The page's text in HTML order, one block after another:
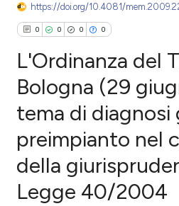
https://doi.org/10.4081/
0 0 0 0
Citing Publications
Supporting
Mentioning
Contrasting
L'Ordinanza del
Bologna (29
tema di diagnosi
preimpianto nel
della
Legge 40/2004